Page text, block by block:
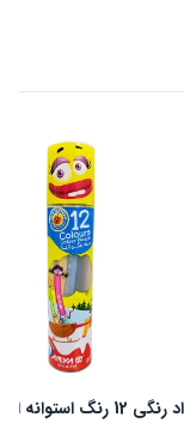
مداد رنگی 12 رنگ